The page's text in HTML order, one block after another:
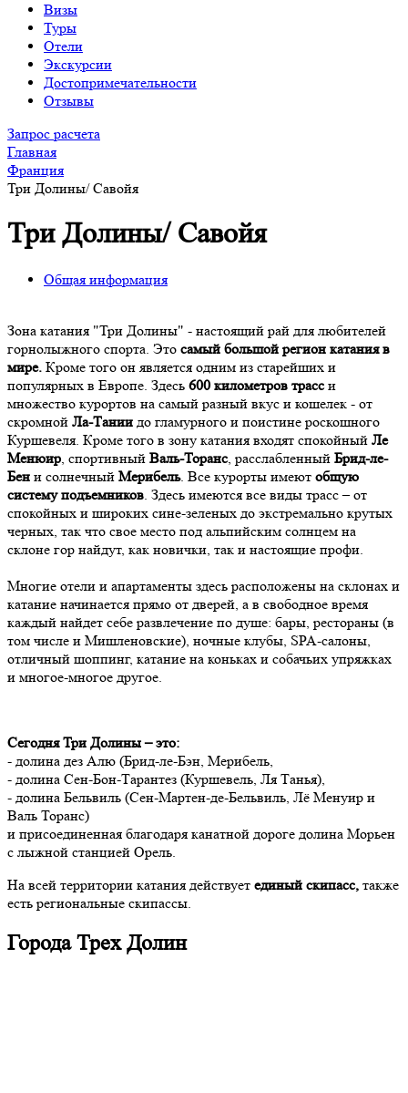
Визы
Туры
Отели
Экскурсии
Достопримечательности
Отзывы
Запрос расчета
Главная
Франция
Три Долины/ Савойя
Три Долины/ Савойя
Общая информация
Зона катания "Три Долины" - настоящий рай для любителей
горнолыжного спорта. Это самый большой регион катания в
мире. Кроме того он является одним из старейших и
популярных в Европе. Здесь 600 километров трасси
множество курортов на самый разный вкус и кошелек - от
скромной Ла-Тании до гламурного и поистине роскошного
Куршевеля. Кроме того в зону катания входят спокойный Ле
Менюир, спортивный Валь-Торанс, расслабленный Брид-ле-
Бен и солнечный Мерибель. Все курорты имеют общую
систему подъемников. Здесь имеются все виды трасс – от
спокойных и широких сине-зеленых до экстремально крутых
черных, так что свое место под альпийским солнцем на
склоне гор найдут, как новички, так и настоящие профи.
Многие отели и апартаменты здесь расположены на склонах и
катание начинается прямо от дверей, а в свободное время
каждый найдет себе развлечение по душе: бары, рестораны (в
том числе и Мишленовские), ночные клубы, SPA-салоны,
отличный шоппинг, катание на коньках и собачьих упряжках
и многое-многое другое.
Сегодня Три Долины – это:
- долина дез Алю (Брид-ле-Бэн, Мерибель,
- долина Сен-Бон-Тарантез (Куршевель, Ля Танья),
- долина Бельвиль (Сен-Мартен-де-Бельвиль, Лё Менуир и
Валь Торанс)
и присоединенная благодаря канатной дороге долина Морьен
с лыжной станцией Орель.
На всей территории катания действует единый скипасс, также
есть региональные скипассы.
Города Трех Долин